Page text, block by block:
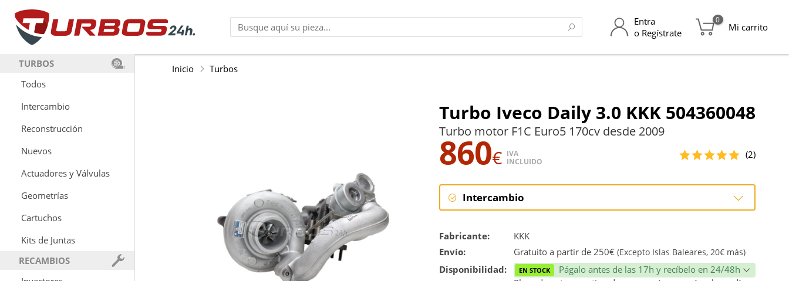
Entra
o Regístrate
0
Mi carrito
TURBOS
Todos
Intercambio
Reconstrucción
Nuevos
Actuadores y Válvulas
Geometrías
Cartuchos
Kits de Juntas
RECAMBIOS
Inicio Turbos
Turbo Iveco Daily 3.0 KKK 504360048
Turbo motor F1C Euro5 170cv desde 2009
860€ IVA
INCLUIDO
(2)
Intercambio
Reconstrucción
Fabricante:
KKK
Envío:
Gratuito a partir de 250€ (Excepto Islas Baleares, 20€ más)
Disponibilidad: EN STOCK
Págalo antes de las 17h y recíbelo en 24/48h